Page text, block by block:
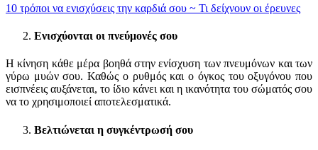
10 τρόποι να ενισχύσεις την καρδιά σου ~ Τι δείχνουν οι έρευνες
Ενισχύονται οι πνεύμονές σου
Η κίνηση κάθε μέρα βοηθά στην ενίσχυση των πνευμόνων και των
γύρω μυών σου. Καθώς ο ρυθμός και ο όγκος του οξυγόνου που
εισπνέεις αυξάνεται, το ίδιο κάνει και η ικανότητα του σώματός σου
να το χρησιμοποιεί αποτελεσματικά.
Βελτιώνεται η συγκέντρωσή σου